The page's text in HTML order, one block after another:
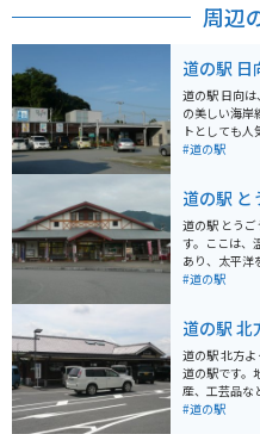
周辺
道の駅 日
道の駅 日向は、
の美しい海岸
トとしても
ストランや、
向市の温暖な
るのもおすすめです。 道の駅 日向
である「へべ
スダチやカボ
特徴です。 へ
#道の駅
道の駅 と
道の駅 とう
す。ここは、
あり、太平洋
す。 道の駅には、地元で採れた新鮮な野菜や果物を販売
「尾鈴紅茶」
です。バイク
や休憩を楽しむことが
外にも、金運
ンスポットと
#道の駅
道の駅 北
道の駅 北方
道の駅です。
産、工芸品な
バイクで訪れ
#道の駅